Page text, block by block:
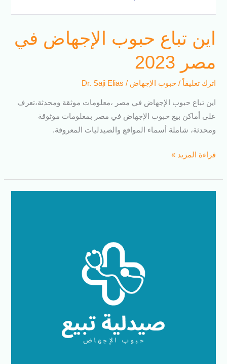
اين تباع حبوب الإجهاض في
مصر 2023
اترك تعليقاً /حبوب الإجهاض /
Dr. Saji Elias
اين تباع حبوب الإجهاض في مصر ،معلومات موثقة ومحدثة،تعرف
على أماكن بيع حبوب الإجهاض في مصر بمعلومات موثوقة
ومحدثة، شاملة أسماء المواقع والصيدليات المعروفة.
قراءة المزيد »